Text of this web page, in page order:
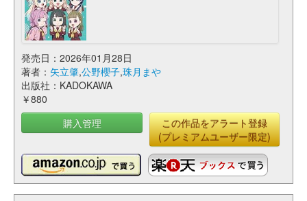
発売日：2026年01月28日
著者： 矢立肇,公野櫻子,珠月まや
出版社：KADOKAWA
￥880
購入管理
この作品をアラート登録
(プレミアムユーザー限定)